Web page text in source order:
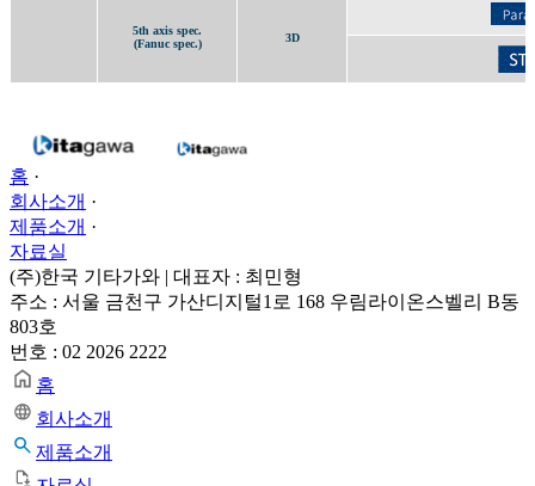
5th axis spec.
(Fanuc spec.)
3D
홈 ·
회사소개 ·
제품소개 ·
자료실
(주)한국 기타가와 | 대표자 : 최민형
주소 : 서울 금천구 가산디지털1로 168 우림라이온스벨리 B동
803호
번호 : 02 2026 2222
홈
회사소개
제품소개